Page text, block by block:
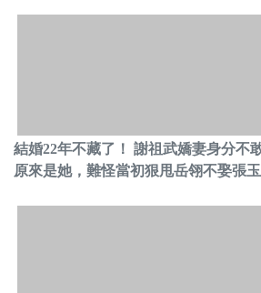
結婚22年不藏了！ 謝祖武嬌妻身分不
原來是她，難怪當初狠甩岳翎不娶張